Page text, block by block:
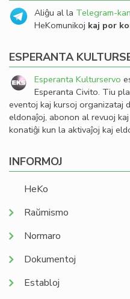
Aliĝu al la Telegram-
HeKomunikoj kaj por
ESPERANTA
Esperanta Kulturservo
Esperanta Civito. Tiu
eventoj kaj kursoj organizataj
eldonaĵoj, abonon al revuoj
konatiĝi kun la aktivaĵoj kaj
INFORMOJ
HeKo
Raŭmismo
Normaro
Dokumentoj
Establoj